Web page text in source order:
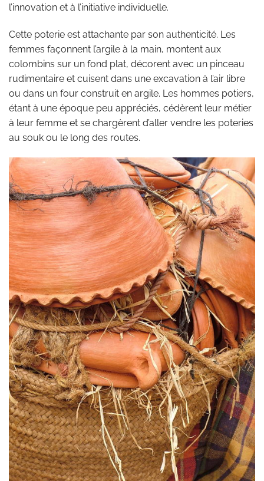
l’innovation et à l’initiative individuelle.
Cette poterie est attachante par son authenticité. Les
femmes façonnent l’argile à la main, montent aux
colombins sur un fond plat, décorent avec un pinceau
rudimentaire et cuisent dans une excavation à l’air libre
ou dans un four construit en argile. Les hommes potiers,
étant à une époque peu appréciés, cédèrent leur métier
à leur femme et se chargèrent d’aller vendre les poteries
au souk ou le long des routes.